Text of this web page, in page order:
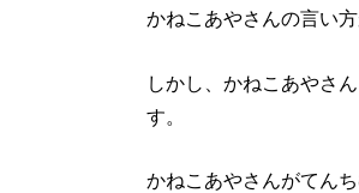
かねこあやさんの言い方
しかし、かねこあやさん
す。
かねこあやさんがてん